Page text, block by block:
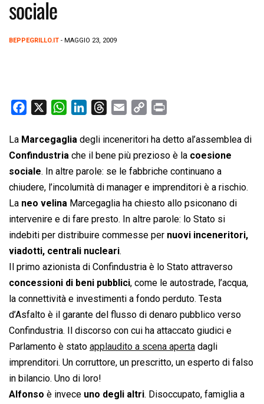
sociale
BEPPEGRILLO.IT - MAGGIO 23, 2009
c
e
b
o
o
k
W
a
t
s
A
p
p
n
k
e
d
I
n
r
e
a
d
s
a
i
p
y
L
i
n
k
i
n
t
La Marcegaglia degli inceneritori ha detto al’assemblea di
Confindustria che il bene più prezioso è la coesione
sociale. In altre parole: se le fabbriche continuano a
chiudere, l’incolumità di manager e imprenditori è a rischio.
La neo velina Marcegaglia ha chiesto allo psiconano di
intervenire e di fare presto. In altre parole: lo Stato si
indebiti per distribuire commesse per nuovi inceneritori,
viadotti, centrali nucleari.
Il primo azionista di Confindustria è lo Stato attraverso
concessioni di beni pubblici, come le autostrade, l’acqua,
la connettività e investimenti a fondo perduto. Testa
d’Asfalto è il garante del flusso di denaro pubblico verso
Confindustria. Il discorso con cui ha attaccato giudici e
Parlamento è stato applaudito a scena aperta dagli
imprenditori. Un corruttore, un prescritto, un esperto di falso
in bilancio. Uno di loro!
Alfonso è invece uno degli altri. Disoccupato, famiglia a